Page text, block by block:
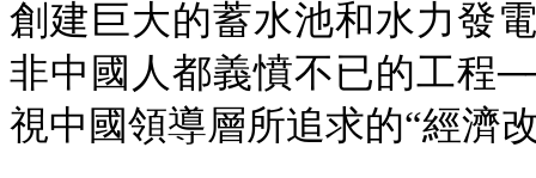
創建巨大的蓄水池和水力發
非中國人都義憤不已的工程
視中國領導層所追求的“經濟